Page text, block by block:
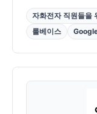
자화전자 직원들을
룰베이스